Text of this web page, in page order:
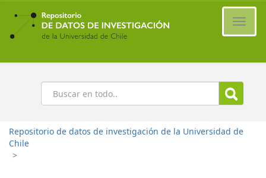
Ir
contenido
principal
Buscar
Repositorio de datos de investigación de la Universidad de
Chile
>